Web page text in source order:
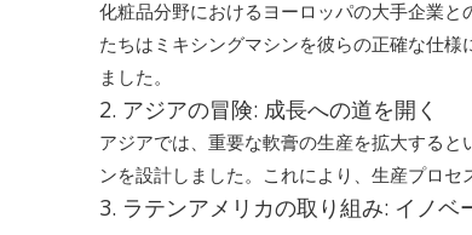
化粧品分野におけるヨーロッパの大手企業
たちはミキシングマシンを彼らの正確な仕
ました。
2. アジアの冒険: 成長への道を開く
アジアでは、重要な軟膏の生産を拡大する
ンを設計しました。これにより、生産プロ
3. ラテンアメリカの取り組み: イノベ